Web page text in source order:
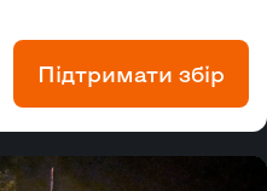
Підтримати збір